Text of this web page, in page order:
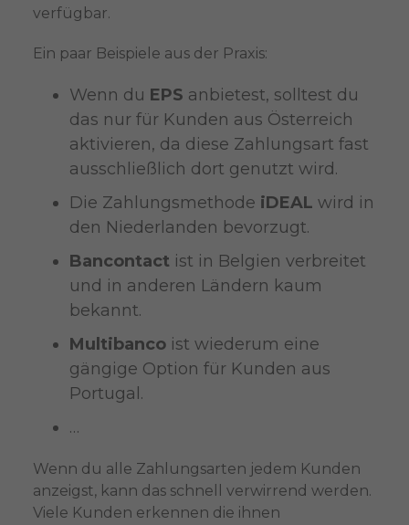
verfügbar.
Ein paar Beispiele aus der Praxis:
Wenn du EPS anbietest, solltest du
das nur für Kunden aus Österreich
aktivieren, da diese Zahlungsart fast
ausschließlich dort genutzt wird.
Die Zahlungsmethode iDEAL wird in
den Niederlanden bevorzugt.
Bancontact ist in Belgien verbreitet
und in anderen Ländern kaum
bekannt.
Multibancoist wiederum eine
gängige Option für Kunden aus
Portugal.
…
Wenn du alle Zahlungsarten jedem Kunden
anzeigst, kann das schnell verwirrend werden.
Viele Kunden erkennen die ihnen